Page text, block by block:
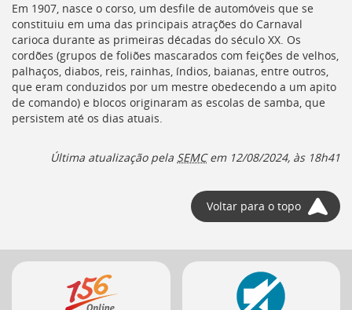
Em 1907, nasce o corso, um desfile de automóveis que se
constituiu em uma das principais atrações do Carnaval
carioca durante as primeiras décadas do século XX. Os
cordões (grupos de foliões mascarados com feições de velhos,
palhaços, diabos, reis, rainhas, índios, baianas, entre outros,
que eram conduzidos por um mestre obedecendo a um apito
de comando) e blocos originaram as escolas de samba, que
persistem até os dias atuais.
Última atualização pela SEMCem 12/08/2024, às 18h41
Voltar para o topo
Mais
serviços